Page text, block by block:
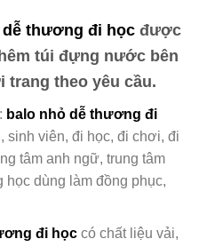
dễ thương đi học được
túi đựng nước bên
trang theo yêu cầu.
balo nhỏ dễ thương đi
viên, đi học, đi chơi, đi
tâm anh ngữ, trung tâm
dùng làm đồng phục,
đi học có chất liệu vải,